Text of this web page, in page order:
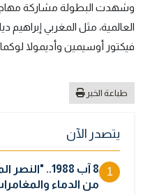
وشهدت البطولة مشاركة
العالمية، مثل المغربي إبراهيم
فيكتور أوسيمين وأديمولا
طباعة الخبر
يتصدر الآن
1
8 آب 1988..
من الدماء